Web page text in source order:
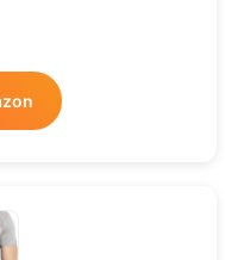
MERCADO